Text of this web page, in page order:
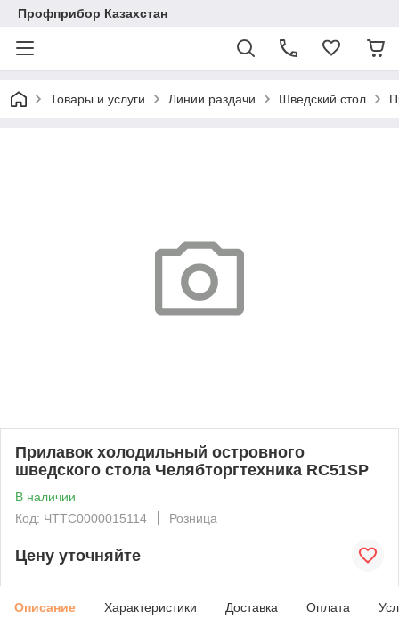
Профприбор Казахстан
Товары и услуги Линии раздачи Шведский стол
Прилавок холодильный островного
шведского стола Челябторгтехника RС51SP
В наличии
Код: ЧТТС0000015114
Розница
Цену уточняйте
Описание Характеристики Доставка Оплата